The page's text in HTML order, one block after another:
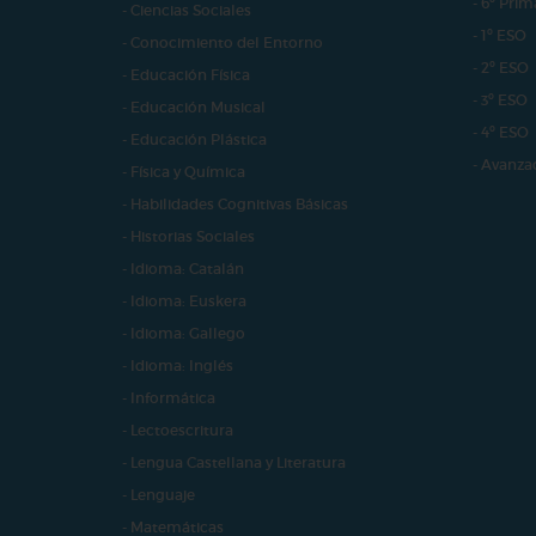
- Ciencias Sociales
- Conocimiento del Entorno
- Educación Física
- Educación Musical
- Educación Plástica
- Física y Química
- Habilidades Cognitivas Básicas
- Historias Sociales
- Idioma: Catalán
- Idioma: Euskera
- Idioma: Gallego
- Idioma: Inglés
- Informática
- Lectoescritura
- Lengua Castellana y Literatura
- Lenguaje
- Matemáticas
- 1º ESO
- 2º ESO
- 3º ESO
- 4º ESO
-